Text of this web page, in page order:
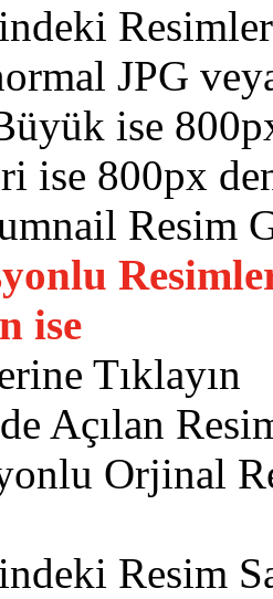
JPG
ise
ise 800px
Resim
ise
Tıklayın
Açılan
Orjinal
Resim